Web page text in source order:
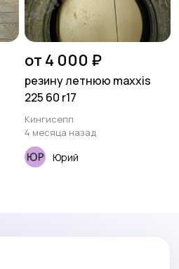
от 4 000 ₽
резину летнюю maxxis
225 60 r17
Кингисепп
4 месяца назад
Юрий